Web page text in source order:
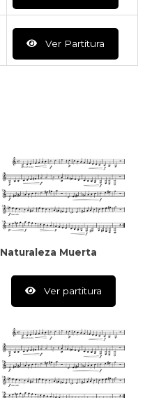
Ver Partitura
Naturaleza Muerta
Ver partitura